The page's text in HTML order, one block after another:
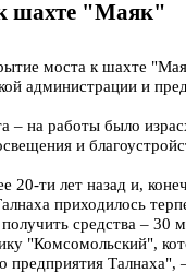
к шахте "Маяк"
моста к шахте
администрации и
– на работы было
и
20-ти лет назад и,
приходилось
средства – 30
"Комсомольский",
Талнаха", –